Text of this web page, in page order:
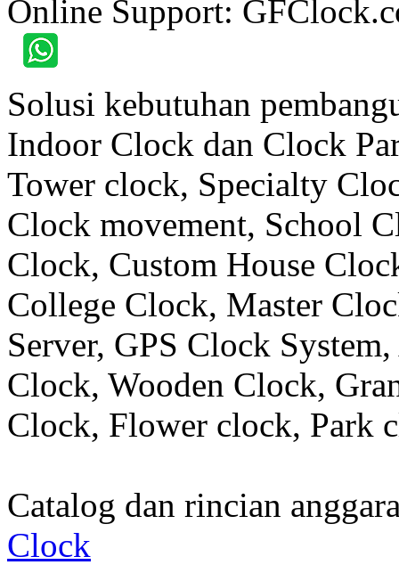
Online Support:
Solusi kebutuhan
Indoor Clock dan Clock
Tower clock, Specialty
Clock movement, School
Clock, Custom House
College Clock, Master
Server, GPS Clock
Clock, Wooden Clock,
Clock, Flower clock, Park
Catalog dan rincian
Clock